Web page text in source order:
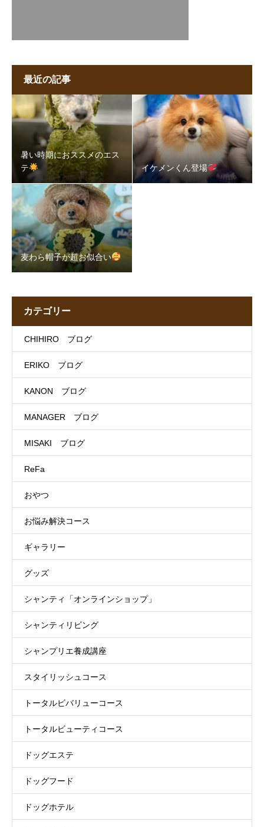
最近の記事
暑い時期におススメのエス
テ
イケメンくん登場
麦わら帽子が超お似合い
カテゴリー
CHIHIRO ブログ
ERIKO ブログ
KANON ブログ
MANAGER ブログ
MISAKI ブログ
ReFa
おやつ
お悩み解決コース
ギャラリー
グッズ
シャンティ「オンラインショップ」
シャンティリビング
シャンプリエ養成講座
スタイリッシュコース
トータルビバリューコース
トータルビューティコース
ドッグエステ
ドッグフード
ドッグホテル